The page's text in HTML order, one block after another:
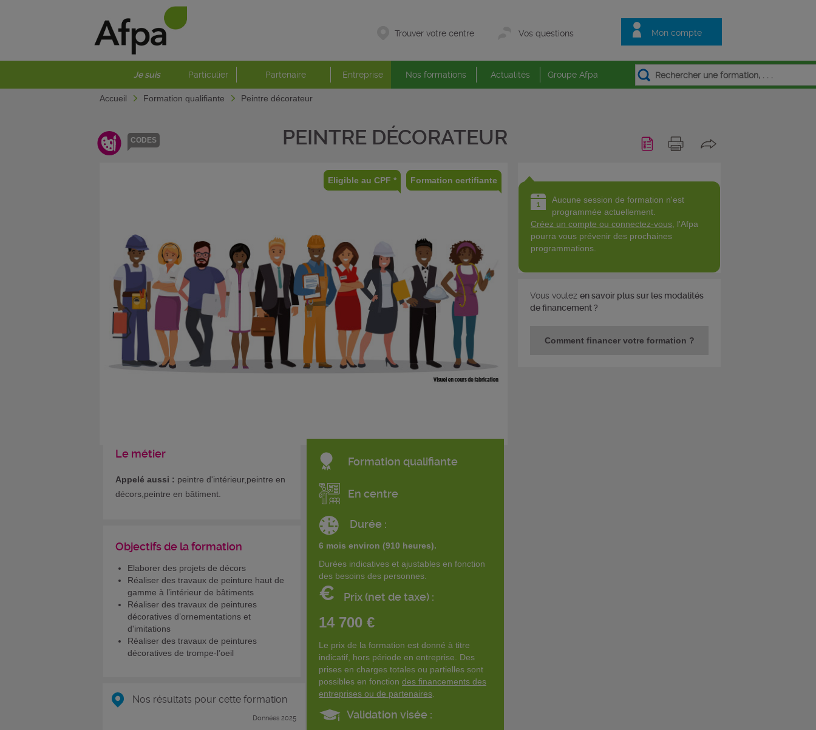
Mon compte
Trouver votre centre Vos questions
Je suis Particulier Partenaire Entreprise Nos formations Actualités Groupe Afpa
Accueil Formation qualifiante Peintre décorateur
CODES PEINTRE DÉCORATEUR
Eligible au CPF * Formation certifiante
Le métier
Appelé aussi : peintre d'intérieur,peintre en
décors,peintre en bâtiment.
Objectifs de la formation
Elaborer des projets de décors
Réaliser des travaux de peinture haut de
gamme à l’intérieur de bâtiments
Réaliser des travaux de peintures
décoratives d’ornementations et
d'imitations
Réaliser des travaux de peintures
décoratives de trompe-l’oeil
Nos résultats pour cette formation
Données 2025
Formation qualifiante
En centre
Durée :
6 mois environ (910 heures).
Durées indicatives et ajustables en fonction
des besoins des personnes.
€ Prix (net de taxe) :
14 700 €
Le prix de la formation est donné à titre
indicatif, hors période en entreprise. Des
prises en charges totales ou partielles sont
possibles en fonction des financements des
entreprises ou de partenaires
Validation visée :
Aucune session de formation n'est
programmée actuellement.
Créez un compte ou connectez-vous , l'Afpa
pourra vous prévenir des prochaines
programmations.
Vous voulezen savoir plus sur les modalités
de financement ?
Comment financer votre formation ?